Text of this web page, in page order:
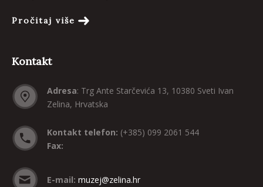
Pročitaj više
Kontakt
Adresa: Trg Ante Starčevića 13, 10380 Sveti Ivan
Zelina, Hrvatska
Kontakt telefon: (+385) 099 2061 544
Fax:
E-mail: muzej@zelina.hr